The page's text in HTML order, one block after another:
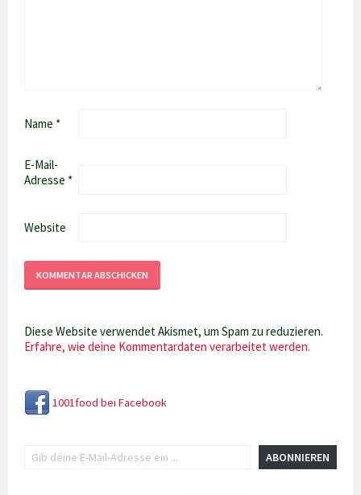
Name *
E-Mail-
Adresse *
Website
Diese Website verwendet Akismet, um Spam zu reduzieren.
Erfahre, wie deine Kommentardaten verarbeitet werden.
1001food bei Facebook
ABONNIEREN